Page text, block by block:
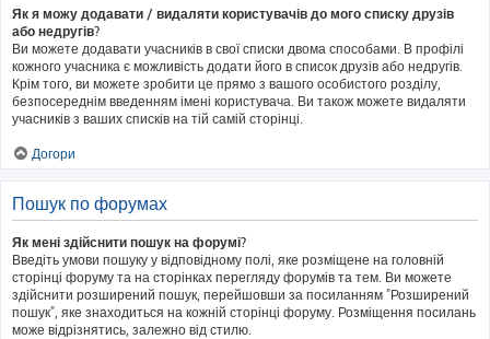
Як я можу додавати / видаляти користувачів до мого списку друзів
або недругів?
Ви можете додавати учасників в свої списки двома способами. В профілі
кожного учасника є можливість додати його в список друзів або недругів.
Крім того, ви можете зробити це прямо з вашого особистого розділу,
безпосереднім введенням імені користувача. Ви також можете видаляти
учасників з ваших списків на тій самій сторінці.
Догори
Пошук по форумах
Як мені здійснити пошук на форумі?
Введіть умови пошуку у відповідному полі, яке розміщене на головній
сторінці форуму та на сторінках перегляду форумів та тем. Ви можете
здійснити розширений пошук, перейшовши за посиланням "Розширений
пошук", яке знаходиться на кожній сторінці форуму. Розміщення посилань
може відрізнятись, залежно від стилю.